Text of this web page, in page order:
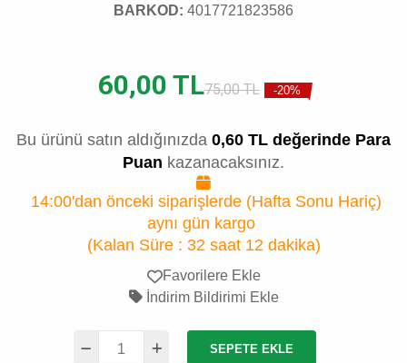
BARKOD: 4017721823586
60,00 TL75,00 TL -20%
Bu ürünü satın aldığınızda 0,60 TL değerinde Para
Puan kazanacaksınız.
14:00'dan önceki siparişlerde (Hafta Sonu Hariç)
aynı gün kargo
(Kalan Süre : 32 saat 12 dakika)
Favorilere Ekle
İndirim Bildirimi Ekle
SEPETE EKLE